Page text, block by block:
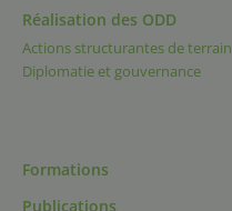
Réalisation des ODD
Actions structurantes de terrain
Diplomatie et gouvernance
Formations
Publications